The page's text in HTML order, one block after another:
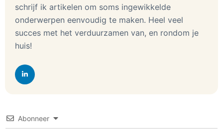
schrijf ik artikelen om soms ingewikkelde
onderwerpen eenvoudig te maken. Heel veel
succes met het verduurzamen van, en rondom je
huis!
Abonneer